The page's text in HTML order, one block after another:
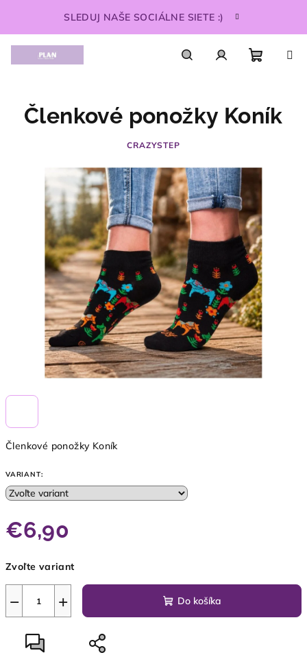
obsah
SLEDUJ NAŠE SOCIÁLNE SIETE :)
košík
Členkové ponožky Koník
VARIANT:
€6,90
cena:
Zvoľte variant
+
− Do košíka
Členkové ponožky Koník
CRAZYSTEP